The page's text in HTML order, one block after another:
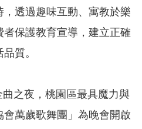
透過趣味互動、寓教於樂
保護教育宣導，建立正確
質。
之夜，桃園區最具魔力與
萬歲歌舞團」為晚會開啟